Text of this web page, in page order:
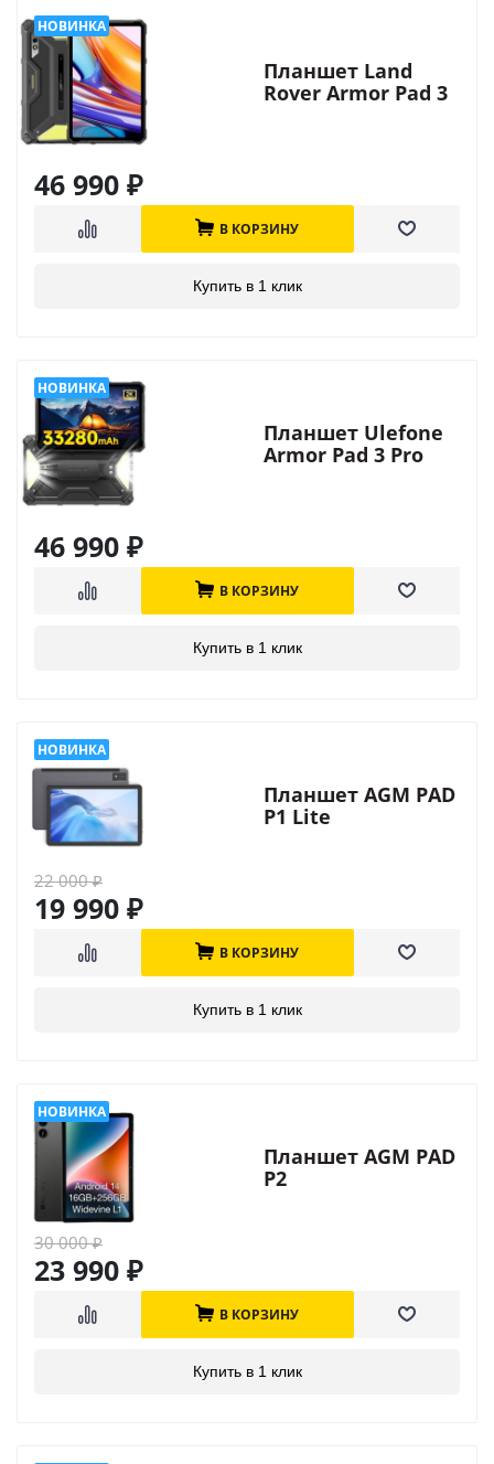
Планшет Land
Rover Armor Pad 3
46 990 ₽
В КОРЗИНУ
Купить в 1 клик
Планшет Ulefone
Armor Pad 3 Pro
46 990 ₽
В КОРЗИНУ
Купить в 1 клик
Планшет AGM PAD
P1 Lite
22 000₽
19 990 ₽
В КОРЗИНУ
Купить в 1 клик
Планшет AGM PAD
P2
30 000₽
23 990 ₽
В КОРЗИНУ
Купить в 1 клик